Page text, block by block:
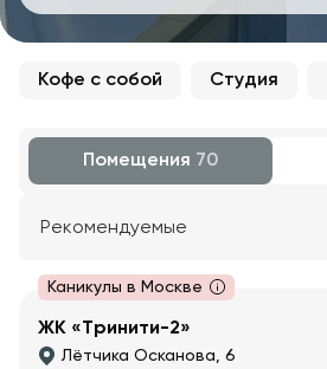
Кофе с собой Студия
Помещения 70
Рекомендуемые
Каникулы в Москве
ЖК «Тринити-2»
Лётчика Осканова, 6